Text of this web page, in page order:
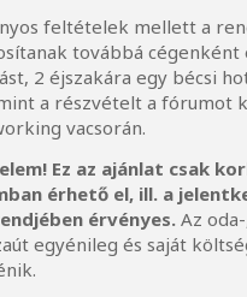
feltételek mellett a
továbbá cégenként
2 éjszakára egy bécsi
a részvételt a fórumot
vacsorán.
Ez az ajánlat csak
érhető el, ill. a
érvényes.Az
egyénileg és saját